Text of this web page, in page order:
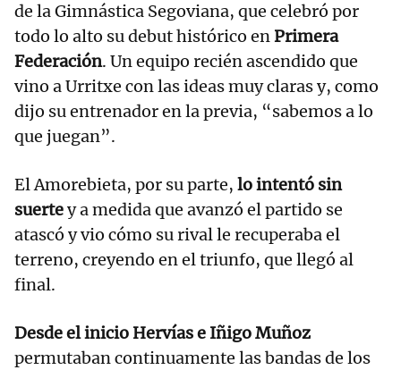
de la Gimnástica Segoviana, que celebró por
todo lo alto su debut histórico enPrimera
Federación. Un equipo recién ascendido que
vino a Urritxe con las ideas muy claras y, como
dijo su entrenador en la previa, “sabemos a lo
que juegan”.
El Amorebieta, por su parte, lo intentó sin
suertey a medida que avanzó el partido se
atascó y vio cómo su rival le recuperaba el
terreno, creyendo en el triunfo, que llegó al
final.
Desde el inicio Hervías e Iñigo Muñoz
permutaban continuamente las bandas de los